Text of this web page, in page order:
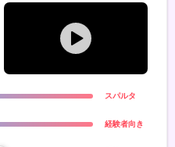
スパルタ
経験者向き